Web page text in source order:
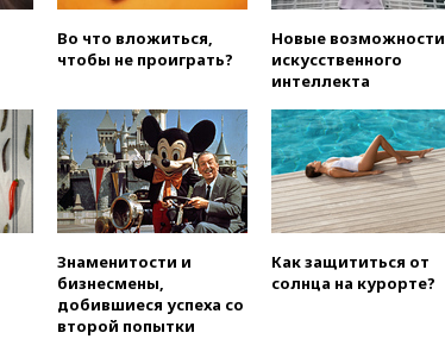
«Интервидения»
подтвердили, что конкурс
пройдет в Саудовской Аравии
вчера, 21:35 Машков: в РФ
подготовили концепцию
развития театрального
искусства до 2035 года
вчера, 21:21Правительство
РФ разрешило продажу
бензина старых
экологических классов
вчера, 21:15 Путин обсудил с
Машковым 150-летие Союза
Во что вложиться,
чтобы не проиграть?
Новые возможности
искусственного
интеллекта
Знаменитости и
бизнесмены,
добившиеся успеха со
второй попытки
Как защититься от
солнца на курорте?